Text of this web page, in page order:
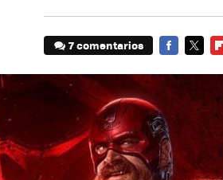
7 comentarios